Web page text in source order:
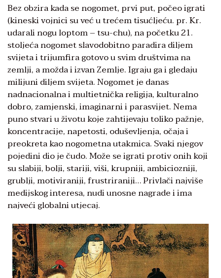
Bez obzira kada se nogomet, prvi put, počeo igrati
(kineski vojnici su već u trećem tisućljeću. pr. Kr.
udarali nogu loptom – tsu-chu), na početku 21.
stoljeća nogomet slavodobitno paradira diljem
svijeta i trijumfira gotovo u svim društvima na
zemlji, a možda i izvan Zemlje. Igraju ga i gledaju
milijuni diljem svijeta. Nogomet je danas
nadnacionalna i multietnička religija, kulturalno
dobro, zamjenski, imaginarni i parasvijet. Nema
puno stvari u životu koje zahtijevaju toliko pažnje,
koncentracije, napetosti, oduševljenja, očaja i
preokreta kao nogometna utakmica. Svaki njegov
pojedini dio je čudo. Može se igrati protiv onih koji
su slabiji, bolji, stariji, viši, krupniji, ambiciozniji,
grublji, motiviraniji, frustriraniji… Privlači najviše
medijskog interesa, nudi unosne nagrade i ima
najveći globalni utjecaj.